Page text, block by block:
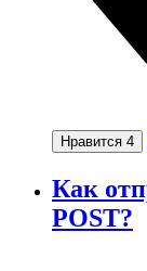
Нравится 4
Как
POST?